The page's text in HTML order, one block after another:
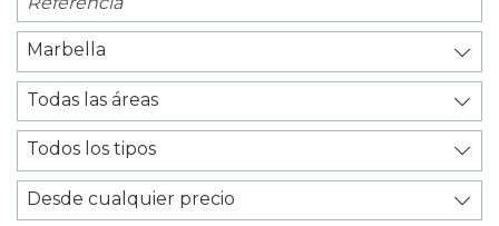
Marbella
Todas las áreas
Todos los tipos
Desde cualquier precio